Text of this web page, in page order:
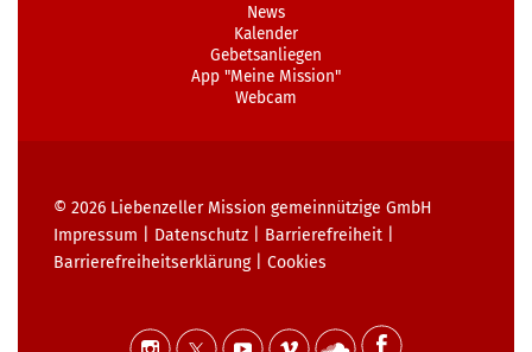
News
Kalender
Gebetsanliegen
App "Meine Mission"
Webcam
© 2026 Liebenzeller Mission gemeinnützige GmbH
Impressum
Datenschutz Barrierefreiheit
Barrierefreiheits­erklärung| Cookies